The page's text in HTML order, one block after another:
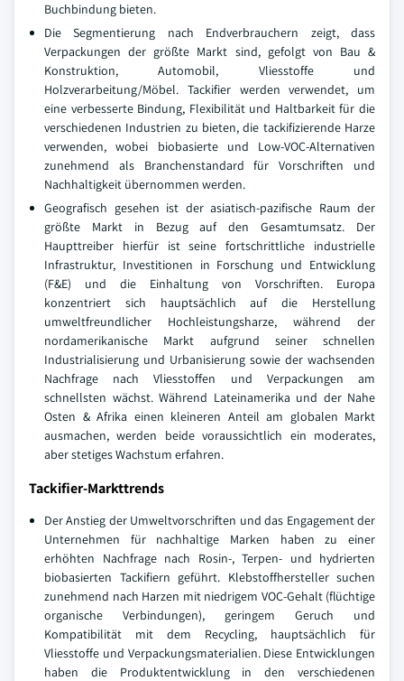
Buchbindung bieten.
Die Segmentierung nach Endverbrauchern zeigt, dass
Verpackungen der größte Markt sind, gefolgt von Bau &
Konstruktion, Automobil, Vliesstoffe und
Holzverarbeitung/Möbel. Tackifier werden verwendet, um
eine verbesserte Bindung, Flexibilität und Haltbarkeit für die
verschiedenen Industrien zu bieten, die tackifizierende Harze
verwenden, wobei biobasierte und Low-VOC-Alternativen
zunehmend als Branchenstandard für Vorschriften und
Nachhaltigkeit übernommen werden.
Geografisch gesehen ist der asiatisch-pazifische Raum der
größte Markt in Bezug auf den Gesamtumsatz. Der
Haupttreiber hierfür ist seine fortschrittliche industrielle
Infrastruktur, Investitionen in Forschung und Entwicklung
(F&E) und die Einhaltung von Vorschriften. Europa
konzentriert sich hauptsächlich auf die Herstellung
umweltfreundlicher Hochleistungsharze, während der
nordamerikanische Markt aufgrund seiner schnellen
Industrialisierung und Urbanisierung sowie der wachsenden
Nachfrage nach Vliesstoffen und Verpackungen am
schnellsten wächst. Während Lateinamerika und der Nahe
Osten & Afrika einen kleineren Anteil am globalen Markt
ausmachen, werden beide voraussichtlich ein moderates,
aber stetiges Wachstum erfahren.
Tackifier-Markttrends
Der Anstieg der Umweltvorschriften und das Engagement der
Unternehmen für nachhaltige Marken haben zu einer
erhöhten Nachfrage nach Rosin-, Terpen- und hydrierten
biobasierten Tackifiern geführt. Klebstoffhersteller suchen
zunehmend nach Harzen mit niedrigem VOC-Gehalt (flüchtige
organische Verbindungen), geringem Geruch und
Kompatibilität mit dem Recycling, hauptsächlich für
Vliesstoffe und Verpackungsmaterialien. Diese Entwicklungen
haben die Produktentwicklung in den verschiedenen